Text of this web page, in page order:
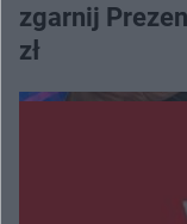
zgarnij
zł